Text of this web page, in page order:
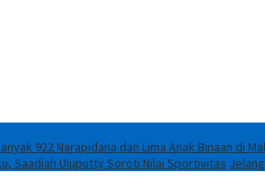
922 Narapidana dan Lima Anak Binaan di
Saadiah Uluputty Soroti Nilai Sportivitas